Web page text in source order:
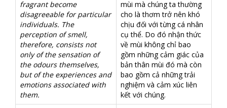
fragrant become
disagreeable for particular
individuals. The
perception of smell,
therefore, consists not
only of the sensation of
the odours themselves,
but of the experiences and
emotions associated with
them.
mùi mà chúng ta thường
cho là thơm trở nên khó
chịu đối với từng cá nhân
cụ thể. Do đó nhận thức
về mùi không chỉ bao
gồm những cảm giác của
bản thân mùi đó mà còn
bao gồm cả những trải
nghiệm và cảm xúc liên
kết với chúng.